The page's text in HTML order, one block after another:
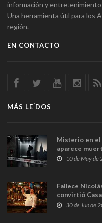
información y entretenimiento
Una herramienta útil para los
región.
EN CONTACTO
MÁS LEÍDOS
Misterio en el
aparece
y las cámaras
10 de May de
Fallece
convirtió
en Madrid
30 de Jun de